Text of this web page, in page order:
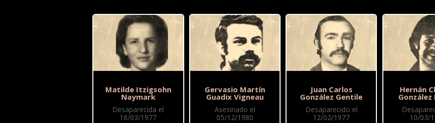
Matilde Itzigsohn
Naymark
Desaparecida el
16/03/1977
Gervasio Martín
Guadix Vigneau
Asesinado el
05/12/1980
Juan Carlos
González Gentile
Desaparecido el
12/02/1977
Hernán
10/03/